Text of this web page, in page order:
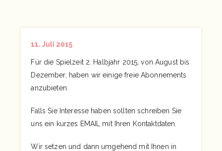
11. Juli 2015
Für die Spielzeit 2. Halbjahr 2015, von August bis
Dezember, haben wir einige freie Abonnements
anzubieten.
Falls Sie Interesse haben sollten schreiben Sie
uns ein kurzes EMAIL mit Ihren Kontaktdaten.
Wir setzen und dann umgehend mit Ihnen in